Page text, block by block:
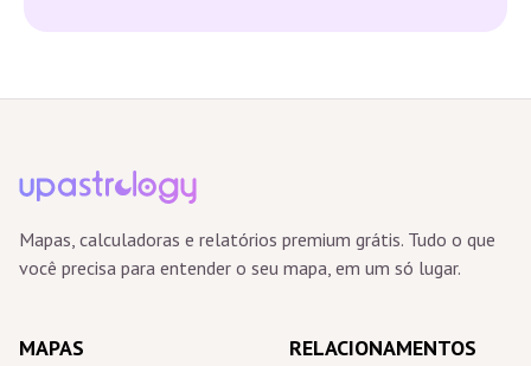
Mapas, calculadoras e relatórios premium grátis. Tudo o que
você precisa para entender o seu mapa, em um só lugar.
MAPAS RELACIONAMENTOS